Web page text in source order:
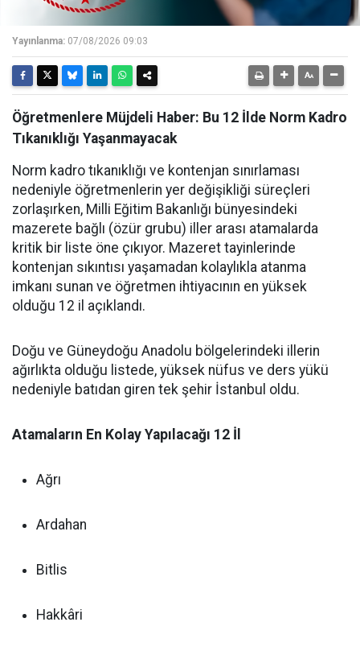
Yayınlanma: 07/08/2026 09:03
Öğretmenlere Müjdeli Haber: Bu 12 İlde Norm Kadro
Tıkanıklığı Yaşanmayacak
Norm kadro tıkanıklığı ve kontenjan sınırlaması
nedeniyle öğretmenlerin yer değişikliği süreçleri
zorlaşırken, Milli Eğitim Bakanlığı bünyesindeki
mazerete bağlı (özür grubu) iller arası atamalarda
kritik bir liste öne çıkıyor. Mazeret tayinlerinde
kontenjan sıkıntısı yaşamadan kolaylıkla atanma
imkanı sunan ve öğretmen ihtiyacının en yüksek
olduğu 12 il açıklandı.
Doğu ve Güneydoğu Anadolu bölgelerindeki illerin
ağırlıkta olduğu listede, yüksek nüfus ve ders yükü
nedeniyle batıdan giren tek şehir İstanbul oldu.
Atamaların En Kolay Yapılacağı 12 İl
Ağrı
Ardahan
Bitlis
Hakkâri